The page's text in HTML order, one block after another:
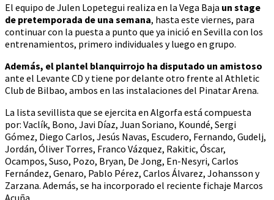
El equipo de Julen Lopetegui realiza en la Vega Baja un stage
de pretemporada de una semana, hasta este viernes, para
continuar con la puesta a punto que ya inició en Sevilla con los
entrenamientos, primero individuales y luego en grupo.
Además, el plantel blanquirrojo ha disputado un amistoso
ante el Levante CD y tiene por delante otro frente al Athletic
Club de Bilbao, ambos en las instalaciones del Pinatar Arena.
La lista sevillista que se ejercita en Algorfa está compuesta
por: Vaclík, Bono, Javi Díaz, Juan Soriano, Koundé, Sergi
Gómez, Diego Carlos, Jesús Navas, Escudero, Fernando, Gudelj,
Jordán, Óliver Torres, Franco Vázquez, Rakitic, Óscar,
Ocampos, Suso, Pozo, Bryan, De Jong, En-Nesyri, Carlos
Fernández, Genaro, Pablo Pérez, Carlos Álvarez, Johansson y
Zarzana. Además, se ha incorporado el reciente fichaje Marcos
Acuña.